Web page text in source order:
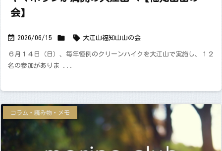
会】
 2026/06/15   大江山福知山山の会
６月１４日（日）、毎年恒例のクリーンハイクを大江山で実施し、１２
名の参加がありま ...
コラム・読み物・メモ